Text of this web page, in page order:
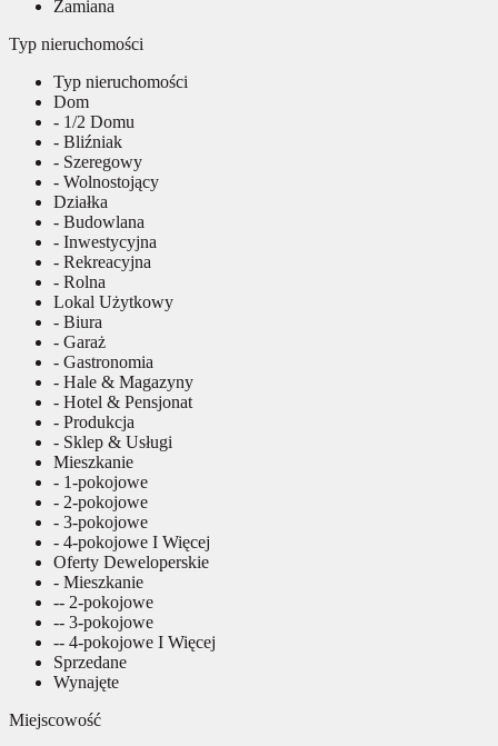
Zamiana
Typ nieruchomości
Typ nieruchomości
Dom
- 1/2 Domu
- Bliźniak
- Szeregowy
- Wolnostojący
Działka
- Budowlana
- Inwestycyjna
- Rekreacyjna
- Rolna
Lokal Użytkowy
- Biura
- Garaż
- Gastronomia
- Hale & Magazyny
- Hotel & Pensjonat
- Produkcja
- Sklep & Usługi
Mieszkanie
- 1-pokojowe
- 2-pokojowe
- 3-pokojowe
- 4-pokojowe I Więcej
Oferty Deweloperskie
- Mieszkanie
-- 2-pokojowe
-- 3-pokojowe
-- 4-pokojowe I Więcej
Sprzedane
Wynajęte
Miejscowość